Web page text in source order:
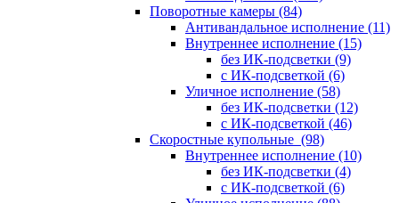
Поворотные камеры (84)
Антивандальное исполнение (11)
Внутреннее исполнение (15)
без ИК-подсветки (9)
с ИК-подсветкой (6)
Уличное исполнение (58)
без ИК-подсветки (12)
с ИК-подсветкой (46)
Скоростные купольные (98)
Внутреннее исполнение (10)
без ИК-подсветки (4)
с ИК-подсветкой (6)